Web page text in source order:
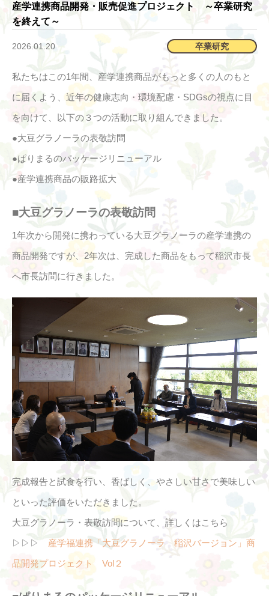
産学連携商品開発・販売促進プロジェクト ～卒業研究
を終えて～
2026.01.20 卒業研究
私たちはこの1年間、産学連携商品がもっと多くの人のもと
に届くよう、近年の健康志向・環境配慮・SDGsの視点に目
を向けて、以下の３つの活動に取り組んできました。
●大豆グラノーラの表敬訪問
●ぱりまるのパッケージリニューアル
●産学連携商品の販路拡大
■大豆グラノーラの表敬訪問
1年次から開発に携わっている大豆グラノーラの産学連携の
商品開発ですが、2年次は、完成した商品をもって稲沢市長
へ市長訪問に行きました。
完成報告と試食を行い、香ばしく、やさしい甘さで美味しい
といった評価をいただきました。
大豆グラノーラ・表敬訪問について、詳しくはこちら
▷▷▷ 産学福連携「大豆グラノーラ 稲沢バージョン」商
品開発プロジェクト Vol２